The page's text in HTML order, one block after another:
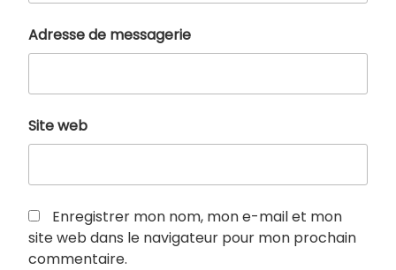
Adresse de messagerie
Site web
Enregistrer mon nom, mon e-mail et mon
site web dans le navigateur pour mon prochain
commentaire.